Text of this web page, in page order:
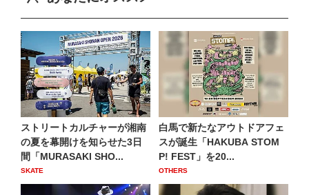
ストリートカルチャーが湘南
の夏を幕開けを知らせた3日
間「MURASAKI SHO...
SKATE
白馬で新たなアウトドアフェ
スが誕生「HAKUBA STOM
P! FEST」を20...
OTHERS